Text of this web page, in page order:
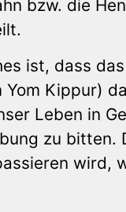
bzw. die
ist, dass
Yom Kippur)
Leben in
zu
wird,